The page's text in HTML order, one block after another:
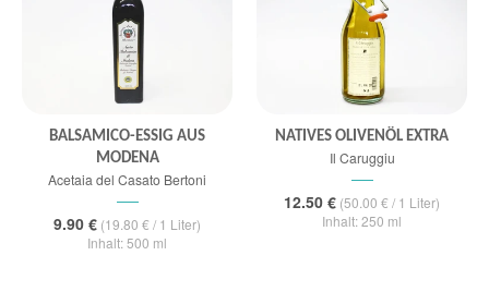
BALSAMICO-ESSIG AUS
MODENA
Acetaia del Casato Bertoni
9.90 € (19.80 € / 1 Liter)
Inhalt: 500 ml
NATIVES OLIVENÖL EXTRA
Il Caruggiu
12.50 € (50.00 € / 1 Liter)
Inhalt: 250 ml